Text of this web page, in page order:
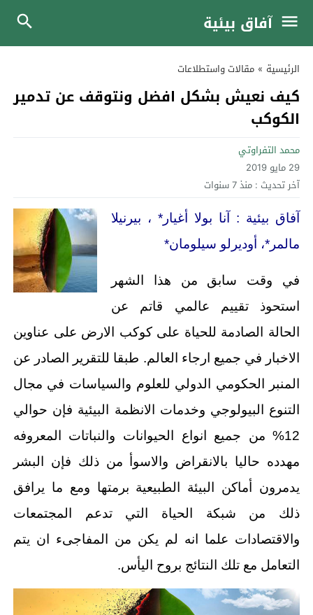
آفاق بيئية
الرئيسية » مقالات واستطلاعات
كيف نعيش بشكل افضل ونتوقف عن تدمير
الكوكب
محمد التفراوتي
29 مايو 2019
آخر تحديث : منذ 7 سنوات
آفاق بيئية : آنا بولا أغيار* ، بيرنيلا
مالمر*، أوديرلو سيلومان*
في وقت سابق من هذا الشهر
استحوذ تقييم عالمي قاتم عن
الحالة الصادمة للحياة على كوكب الارض على عناوين
الاخبار في جميع ارجاء العالم. طبقا للتقرير الصادر عن
المنبر الحكومي الدولي للعلوم والسياسات في مجال
التنوع البيولوجي وخدمات الانظمة البيئية فإن حوالي
12% من جميع انواع الحيوانات والنباتات المعروفه
مهدده حاليا بالانقراض والاسوأ من ذلك فإن البشر
يدمرون أماكن البيئة الطبيعية برمتها ومع ما يرافق
ذلك من شبكة الحياة التي تدعم المجتمعات
والاقتصادات علما انه لم يكن من المفاجىء ان يتم
التعامل مع تلك النتائج بروح اليأس.